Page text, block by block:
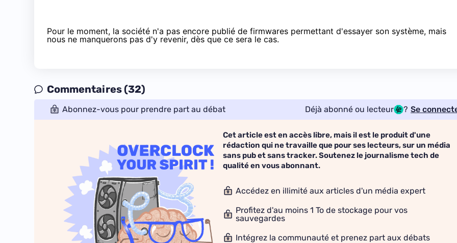
Pour le moment, la société n'a pas encore publié de firmwares permettant d'essayer son système, mais
nous ne manquerons pas d'y revenir, dès que ce sera le cas.
Commentaires (32)
Abonnez-vous pour prendre part au débat Déjà abonné ou lecteur ? Se
Cet article est en accès libre, mais il est le produit d'une
rédaction qui ne travaille que pour ses lecteurs, sur un média
sans pub et sans tracker. Soutenez le journalisme tech de
qualité en vous abonnant.
Accédez en illimité aux articles d'un média expert
Profitez d'au moins 1 To de stockage pour vos
sauvegardes
Intégrez la communauté et prenez part aux débats